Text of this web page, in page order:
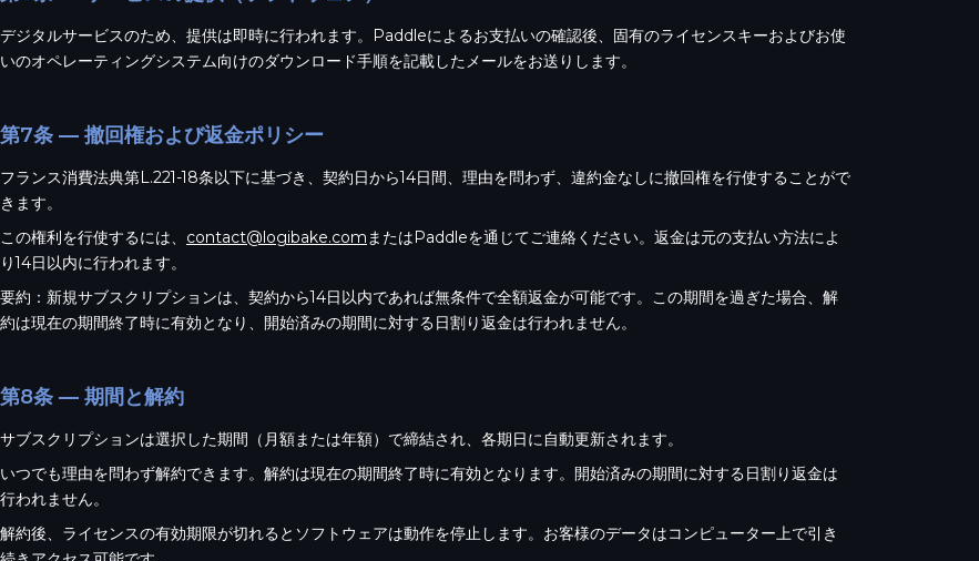
デジタルサービスのため、提供は即時に行われます。Paddleによるお支払いの確認後、固有のライセンスキーおよびお使
いのオペレーティングシステム向けのダウンロード手順を記載したメールをお送りします。
第7条 — 撤回権および返金ポリシー
フランス消費法典第L.221-18条以下に基づき、契約日から14日間、理由を問わず、違約金なしに撤回権を行使することがで
きます。
この権利を行使するには、 contact@logibake.com またはPaddleを通じてご連絡ください。返金は元の支払い方法によ
り14日以内に行われます。
要約：新規サブスクリプションは、契約から14日以内であれば無条件で全額返金が可能です。この期間を過ぎた場合、解
約は現在の期間終了時に有効となり、開始済みの期間に対する日割り返金は行われません。
第8条 — 期間と解約
サブスクリプションは選択した期間（月額または年額）で締結され、各期日に自動更新されます。
いつでも理由を問わず解約できます。解約は現在の期間終了時に有効となります。開始済みの期間に対する日割り返金は
行われません。
解約後、ライセンスの有効期限が切れるとソフトウェアは動作を停止します。お客様のデータはコンピューター上で引き